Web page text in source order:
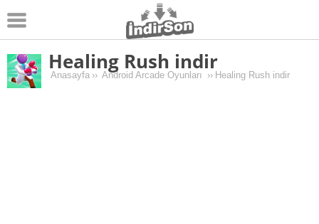
Android
Pc Oyunları
Healing Rush indir
Anasayfa ›› Android Arcade Oyunları ›› Healing Rush indir